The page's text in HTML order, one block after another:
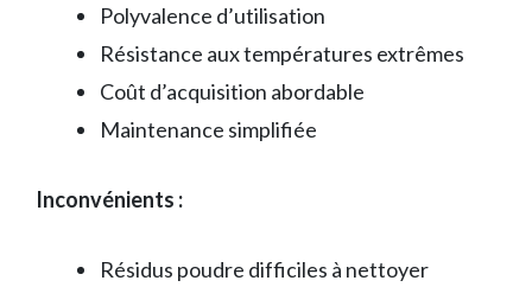
Polyvalence d’utilisation
Résistance aux températures extrêmes
Coût d’acquisition abordable
Maintenance simplifiée
Inconvénients :
Résidus poudre difficiles à nettoyer